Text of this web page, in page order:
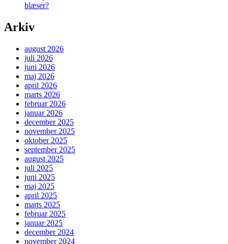
blæser?
Arkiv
august 2026
juli 2026
juni 2026
maj 2026
april 2026
marts 2026
februar 2026
januar 2026
december 2025
november 2025
oktober 2025
september 2025
august 2025
juli 2025
juni 2025
maj 2025
april 2025
marts 2025
februar 2025
januar 2025
december 2024
november 2024